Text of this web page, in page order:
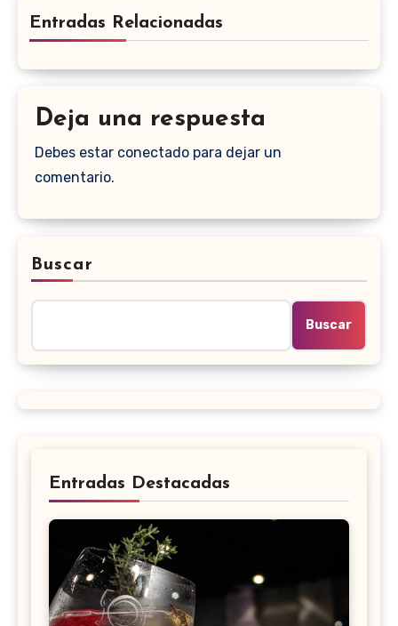
Entradas Relacionadas
Deja una respuesta
Debes estar conectado para dejar un
comentario.
Buscar
Buscar
Entradas Destacadas